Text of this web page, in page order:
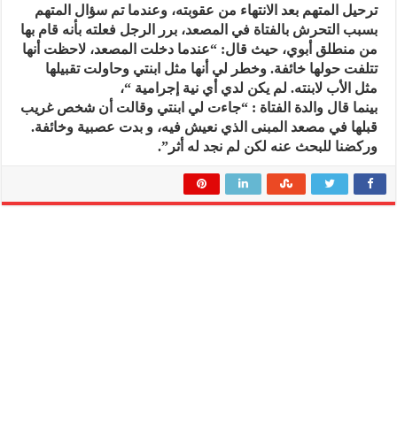
ترحيل المتهم بعد الانتهاء من عقوبته، وعندما تم سؤال المتهم
بسبب التحرش بالفتاة في المصعد، برر الرجل فعلته بأنه قام بها
من منطلق أبوي، حيث قال: “عندما دخلت المصعد، لاحظت أنها
تتلفت حولها خائفة. وخطر لي أنها مثل ابنتي وحاولت تقبيلها
مثل الأب لابنته. لم يكن لدي أي نية إجرامية “،
بينما قال والدة الفتاة : “جاءت لي ابنتي وقالت أن شخص غريب
قبلها في مصعد المبنى الذي نعيش فيه، و بدت عصبية وخائفة.
وركضنا للبحث عنه لكن لم نجد له أثر”.